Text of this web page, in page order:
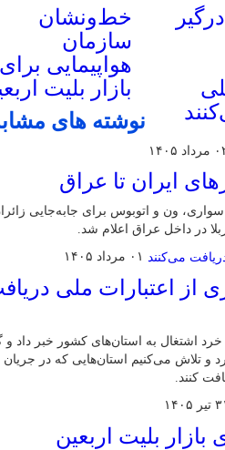
خط‌ونشان
سازمان
هواپیمایی برای
بازار بلیت
نوشته های
۱۴۰۵
ایران تا عراق
ون و اتوبوس برای جابه‌جایی
در داخل عراق اعلام شد.
۰۱ مرداد ۱۴۰۵
از اعتبارات ملی
تومان تسهیلات خرد اشتغال به استان‌های کشور خبر
دارد و تلاش می‌کنیم استان‌هایی که در
کنند.
۱۴۰۵
بلیت اربعین